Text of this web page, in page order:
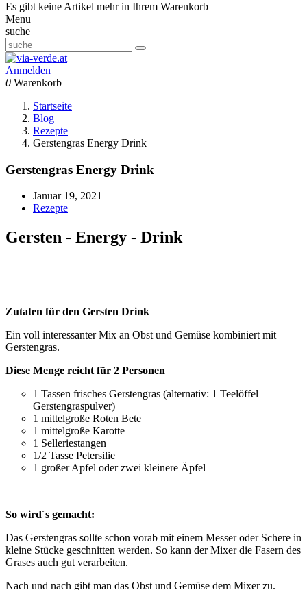
Es gibt keine Artikel mehr in Ihrem Warenkorb
Menu
suche
Anmelden
0 Warenkorb
Startseite
Blog
Rezepte
Gerstengras Energy Drink
Gerstengras Energy Drink
Januar 19, 2021
Rezepte
Gersten - Energy - Drink
Zutaten für den Gersten Drink
Ein voll interessanter Mix an Obst und Gemüse kombiniert mit
Gerstengras.
Diese Menge reicht für 2 Personen
1 Tassen frisches Gerstengras (alternativ: 1 Teelöffel
Gerstengraspulver)
1 mittelgroße Roten Bete
1 mittelgroße Karotte
1 Selleriestangen
1/2 Tasse Petersilie
1 großer Apfel oder zwei kleinere Äpfel
So wird´s gemacht:
Das Gerstengras sollte schon vorab mit einem Messer oder Schere in
kleine Stücke geschnitten werden. So kann der Mixer die Fasern des
Grases auch gut verarbeiten.
Nach und nach gibt man das Obst und Gemüse dem Mixer zu.